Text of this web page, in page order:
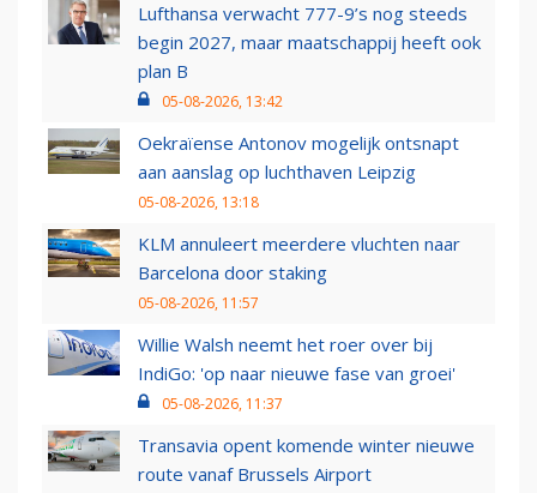
Lufthansa verwacht 777-9’s nog steeds
begin 2027, maar maatschappij heeft ook
plan B
05-08-2026, 13:42
Oekraïense Antonov mogelijk ontsnapt
aan aanslag op luchthaven Leipzig
05-08-2026, 13:18
KLM annuleert meerdere vluchten naar
Barcelona door staking
05-08-2026, 11:57
Willie Walsh neemt het roer over bij
IndiGo: 'op naar nieuwe fase van groei'
05-08-2026, 11:37
Transavia opent komende winter nieuwe
route vanaf Brussels Airport